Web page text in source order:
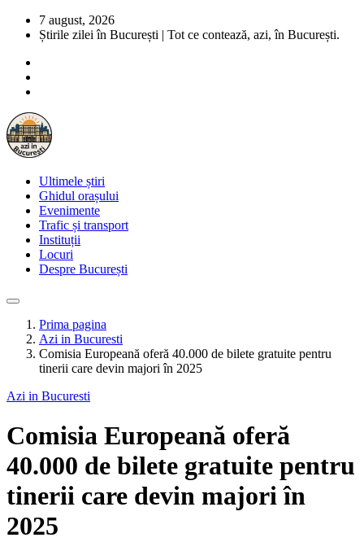
7 august, 2026
Știrile zilei în București | Tot ce contează, azi, în București.
Ultimele știri
Ghidul orașului
Evenimente
Trafic și transport
Instituții
Locuri
Despre București
Prima pagina
Azi in Bucuresti
Comisia Europeană oferă 40.000 de bilete gratuite pentru
tinerii care devin majori în 2025
Azi in Bucuresti
Comisia Europeană oferă
40.000 de bilete gratuite pentru
tinerii care devin majori în
2025